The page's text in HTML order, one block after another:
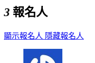
3 報名人
顯示報名人 隱藏報名人